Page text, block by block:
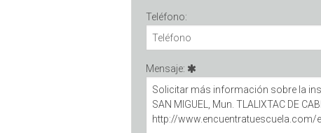
Teléfono:
Mensaje: